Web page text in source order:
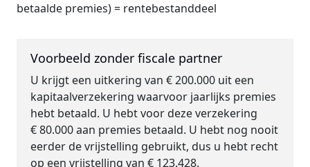
betaalde premies) = rentebestanddeel
Voorbeeld zonder fiscale partner
U krijgt een uitkering van € 200.000 uit een
kapitaalverzekering waarvoor jaarlijks premies
hebt betaald. U hebt voor deze verzekering
€ 80.000 aan premies betaald. U hebt nog nooit
eerder de vrijstelling gebruikt, dus u hebt recht
op een vrijstelling van € 123.428.